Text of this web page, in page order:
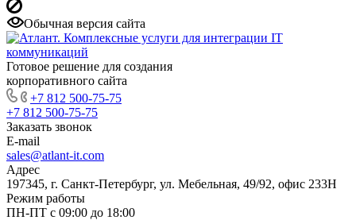
Обычная версия сайта
Готовое решение для создания
корпоративного сайта
+7 812 500-75-75
+7 812 500-75-75
Заказать звонок
E-mail
sales@atlant-it.com
Адрес
197345, г. Санкт-Петербург, ул. Мебельная, 49/92, офис 233Н
Режим работы
ПН-ПТ с 09:00 до 18:00